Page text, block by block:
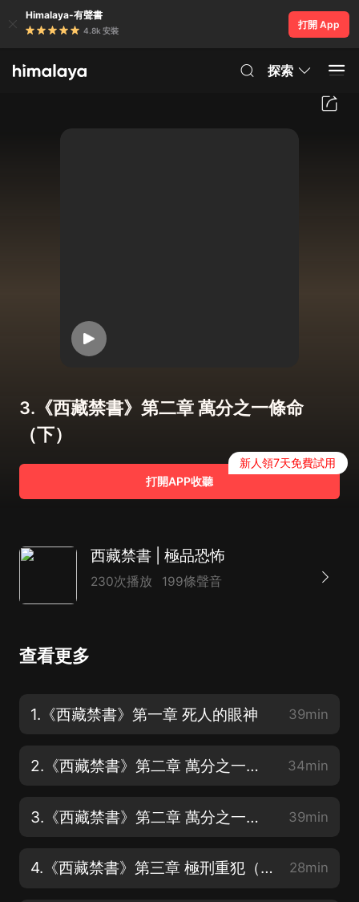
Himalaya-有聲書
4.8k 安裝
打開 App
探索
3.《西藏禁書》第二章 萬分之一條命
（下）
打開APP收聽
新人領7天免費試用
西藏禁書 | 極品恐怖
230次播放 199條聲音
查看更多
1.《西藏禁書》第一章 死人的眼神 39min
2.《西藏禁書》第二章 萬分之一條命（上） 34min
3.《西藏禁書》第二章 萬分之一條命（下） 39min
4.《西藏禁書》第三章 極刑重犯（上） 28min